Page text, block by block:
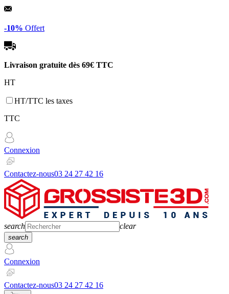
Panneau de gestion des cookies
-10% Offert
Livraison gratuite dès 69€ TTC
HT
HT/TTC les taxes
TTC
Connexion
Contactez-nous03 24 27 42 16
search clear
search
Connexion
Contactez-nous03 24 27 42 16